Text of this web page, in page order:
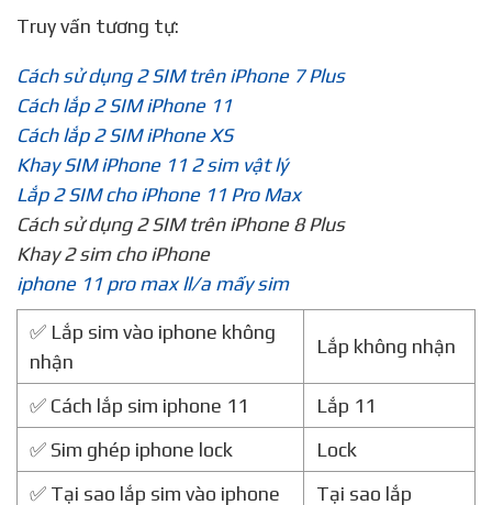
Truy vấn tương tự:
Cách sử dụng 2 SIM trên iPhone 7 Plus
Cách lắp 2 SIM iPhone 11
Cách lắp 2 SIM iPhone XS
Khay SIM iPhone 11 2 sim vật lý
Lắp 2 SIM cho iPhone 11 Pro Max
Cách sử dụng 2 SIM trên iPhone 8 Plus
Khay 2 sim cho iPhone
iphone 11 pro max ll/a mấy sim
✅ Lắp sim vào iphone không
nhận
Lắp không nhận
✅ Cách lắp sim iphone 11
Lắp 11
✅ Sim ghép iphone lock
Lock
✅ Tại sao lắp sim vào iphone
Tại sao lắp